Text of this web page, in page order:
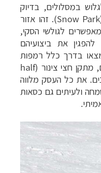
במסלולים, בדיוק
Snow Park). זהו אזור
לגולשי הסקי,
להפגין את ביצועיהם
בדרך כלל רמפות
מתקן חצי צינור (half
את כל העסק מלווה
ולעיתים גם כסאות